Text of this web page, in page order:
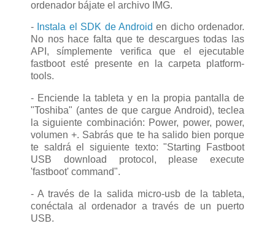
ordenador bájate el archivo IMG.
- Instala el SDK de Android en dicho ordenador.
No nos hace falta que te descargues todas las
API, símplemente verifica que el ejecutable
fastboot esté presente en la carpeta platform-
tools.
- Enciende la tableta y en la propia pantalla de
"Toshiba" (antes de que cargue Android), teclea
la siguiente combinación: Power, power, power,
volumen +. Sabrás que te ha salido bien porque
te saldrá el siguiente texto: "Starting Fastboot
USB download protocol, please execute
'fastboot' command".
- A través de la salida micro-usb de la tableta,
conéctala al ordenador a través de un puerto
USB.